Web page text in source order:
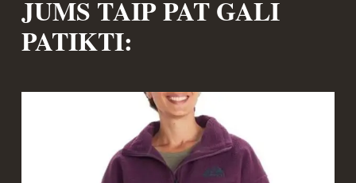
JUMS TAIP PAT GALI
PATIKTI: